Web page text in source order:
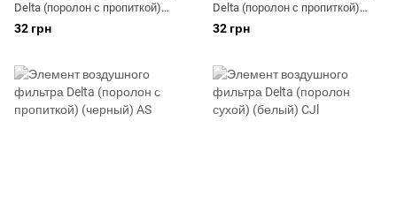
Delta (поролон с пропиткой)
(красный) AS
32 грн
Delta (поролон с пропиткой)
(синий) AS
32 грн